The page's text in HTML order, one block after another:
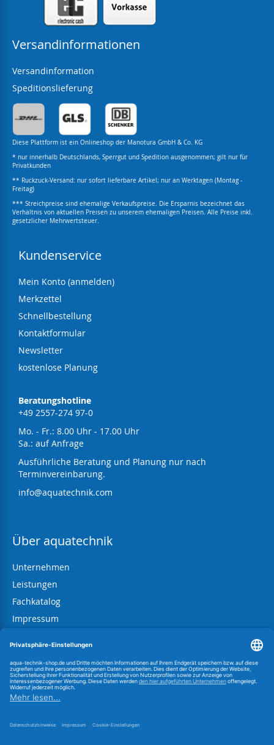
Versandinformationen
Versandinformation
Speditionslieferung
Diese Plattform ist ein Onlineshop der Manotura GmbH & Co. KG
* nur innerhalb Deutschlands, Sperrgut und Spedition ausgenommen; gilt nur für
Privatkunden
** Ruckzuck-Versand: nur sofort lieferbare Artikel; nur an Werktagen (Montag -
Freitag)
*** Streichpreise sind ehemalige Verkaufspreise. Die Ersparnis bezeichnet das
Verhältnis von aktuellen Preisen zu unserem ehemaligen Preisen. Alle Preise inkl.
gesetzlicher Mehrwertsteuer.
Kundenservice
Mein Konto (anmelden)
Merkzettel
Schnellbestellung
Kontaktformular
Newsletter
kostenlose Planung
Beratungshotline
+49 2557-274 97-0
Mo. - Fr.: 8.00 Uhr - 17.00 Uhr
Sa.: auf Anfrage
Ausführliche Beratung und Planung nur nach
Terminvereinbarung.
info@aquatechnik.com
Über aquatechnik
Unternehmen
Leistungen
Fachkatalog
Impressum
Widerrufsbelehrung
Information zum BattG
Link zur OS-Plattform
Vertrag widerrufen